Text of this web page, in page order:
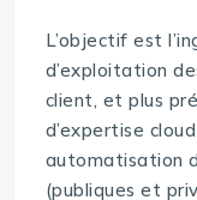
L’objectif est
d’exploitation
client, et plus
d’expertise
automatisation
(publiques et